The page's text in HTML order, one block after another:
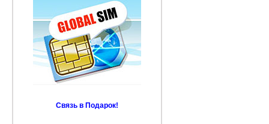
Связь в Подарок!